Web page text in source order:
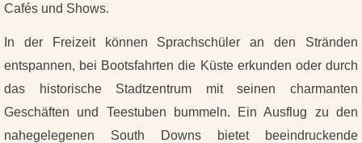
Cafés und Shows.
In der Freizeit können Sprachschüler an den Stränden
entspannen, bei Bootsfahrten die Küste erkunden oder durch
das historische Stadtzentrum mit seinen charmanten
Geschäften und Teestuben bummeln. Ein Ausflug zu den
nahegelegenen South Downs bietet beeindruckende